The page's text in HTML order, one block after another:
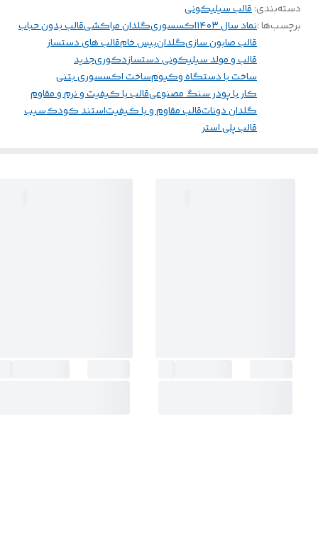
دسته‌بندی:قالب سیلیکونی
برچسب‌ها :نماد سال ۱۴۰۳ اکسسوریگلدان مراکشیقالب بدون حباب
قالب صابون سازیگلدانبیس خامقالب های دستساز
قالب و مولد سیلیکونی دستسازدکوریجدید
ساخت با دستگاه وکیومساخت اکسسوری بتنی
کار با پودر سنگ مصنوعیقالب با کیفیت و نرم و مقاوم
گلدان دوناتقالب مقاوم و با کیفیتاستند کودکسیب
قالب پلی استر